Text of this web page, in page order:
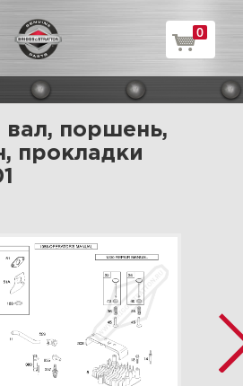
0
вал, поршень,
прокладки